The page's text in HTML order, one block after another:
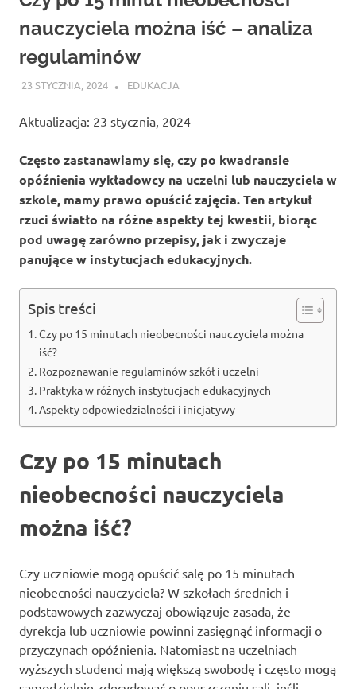
nauczyciela można iść – analiza
regulaminów
23 STYCZNIA, 2024 ATROX
EDUKACJA
Aktualizacja: 23 stycznia, 2024
Często zastanawiamy się, czy po kwadransie
opóźnienia wykładowcy na uczelni lub nauczyciela w
szkole, mamy prawo opuścić zajęcia. Ten artykuł
rzuci światło na różne aspekty tej kwestii, biorąc
pod uwagę zarówno przepisy, jak i zwyczaje
panujące w instytucjach edukacyjnych.
Spis treści
Czy po 15 minutach nieobecności nauczyciela można
iść?
Rozpoznawanie regulaminów szkół i uczelni
Praktyka w różnych instytucjach edukacyjnych
Aspekty odpowiedzialności i inicjatywy
Czy po 15 minutach
nieobecności nauczyciela
można iść?
Czy uczniowie mogą opuścić salę po 15 minutach
nieobecności nauczyciela? W szkołach średnich i
podstawowych zazwyczaj obowiązuje zasada, że
dyrekcja lub uczniowie powinni zasięgnąć informacji o
przyczynach opóźnienia. Natomiast na uczelniach
wyższych studenci mają większą swobodę i często mogą